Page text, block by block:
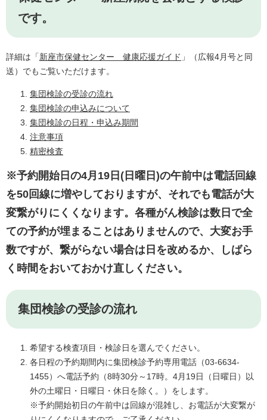
です。
詳細は「新座市保健センター 健康応援ガイド 」（広報4月号と同
送）でもご覧いただけます。
集団検診の受診の流れ
集団検診の申込みについて
集団検診の日程・申込み期間
注意事項
精密検査
※予約開始日の4月19日(日曜日)の午前中は電話回線
を50回線に増やしておりますが、それでも電話が大
変繋がりにくくなります。各種がん検診は数日で全
ての予約が埋まることはありませんので、大変お手
数ですが、繋がらない場合は日を改めるか、しばら
く時間をおいておかけ直しください。
集団検診の受診の流れ
希望する検査項目・検診日を選んでください。
各日程の予約期間内に集団検診予約専用電話（03-6634-
1455）へ電話予約（8時30分～17時。4月19日（日曜日）以
外の土曜日・日曜日・休日を除く。）をします。
※予約開始初日の午前中は回線が混雑し、お電話が大変繋が